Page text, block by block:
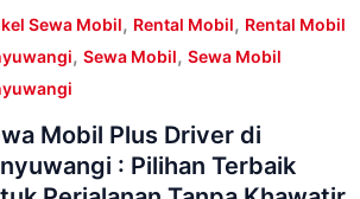
Sewa Mobil, Rental Mobil, Rental Mobil
, Sewa Mobil, Sewa Mobil
Mobil Plus Driver di
: Pilihan Terbaik